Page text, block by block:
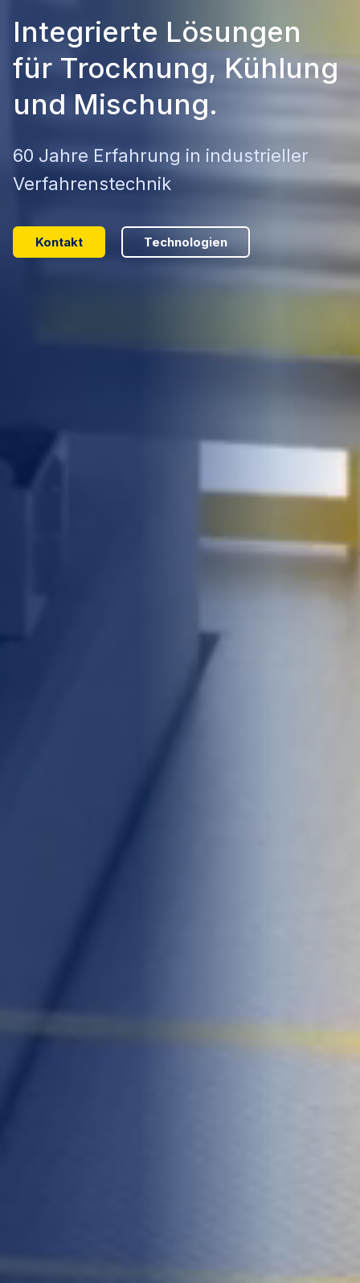
Integrierte Lösungen
für Trocknung, Kühlung
und Mischung.
60 Jahre Erfahrung in industrieller
Verfahrenstechnik
Kontakt Technologien